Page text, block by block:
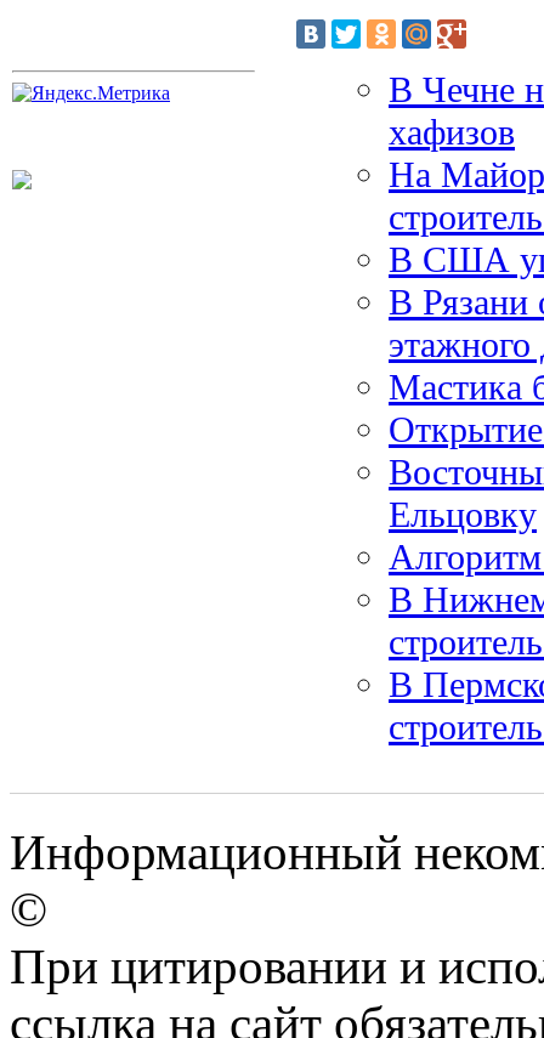
В Чечне
хафизов
На
В США
В Рязани
этажного
Мастика
Ельцовку
В Нижнем
В
Информационный
©
При цитировании и
ссылка на сайт